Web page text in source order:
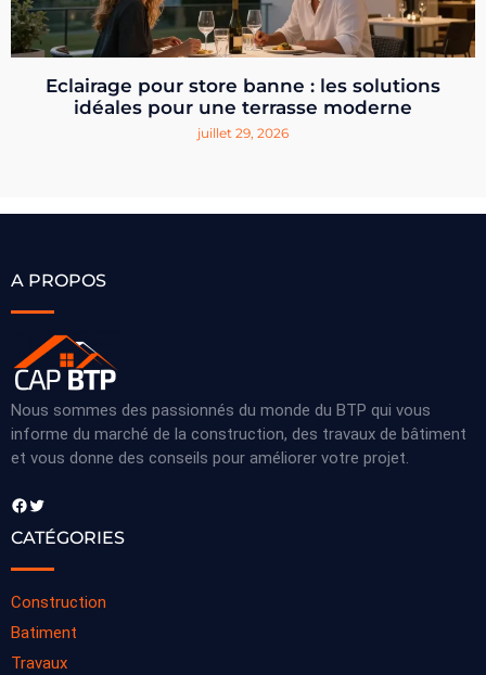
Eclairage pour store banne : les solutions
idéales pour une terrasse moderne
juillet 29, 2026
A PROPOS
Nous sommes des passionnés du monde du BTP qui vous
informe du marché de la construction, des travaux de bâtiment
et vous donne des conseils pour améliorer votre projet.
Facebook Twitter
CATÉGORIES
Construction
Batiment
Travaux